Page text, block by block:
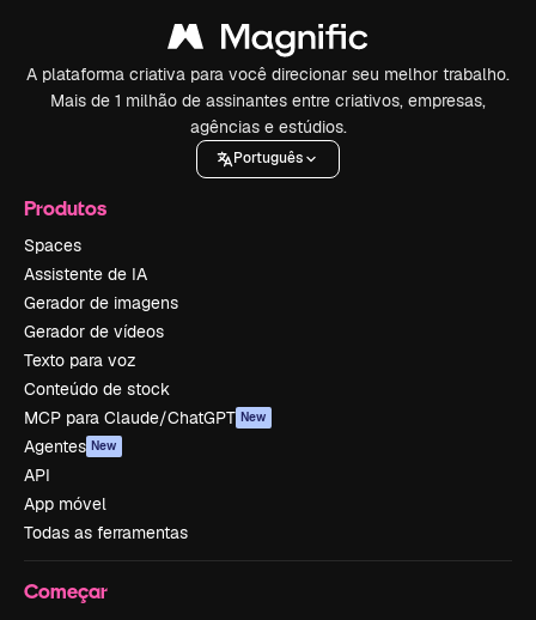
A plataforma criativa para você direcionar seu melhor trabalho.
Mais de 1 milhão de assinantes entre criativos, empresas,
agências e estúdios.
Português
Produtos
Spaces
Assistente de IA
Gerador de imagens
Gerador de vídeos
Texto para voz
Conteúdo de stock
MCP para Claude/ChatGPT New
Agentes New
API
App móvel
Todas as ferramentas
Começar